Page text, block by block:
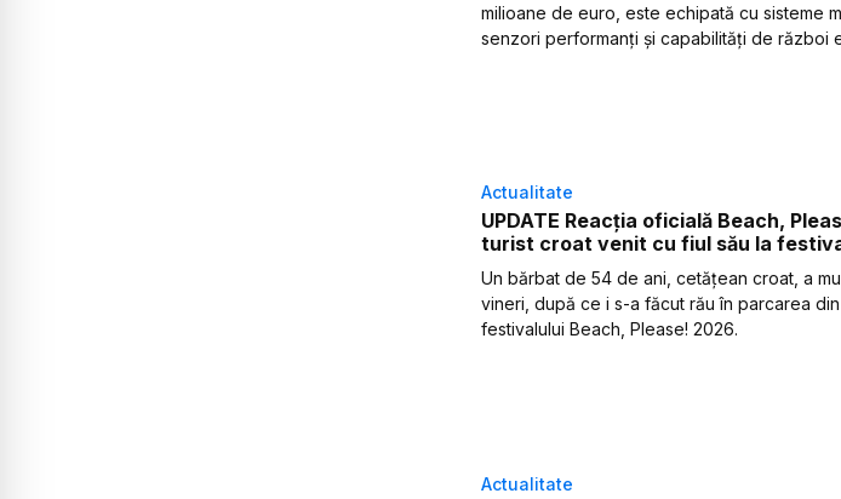
milioane de euro, este echipată cu sisteme
senzori performanți și capabilități de război
Actualitate
UPDATE Reacția oficială Beach,
turist croat venit cu fiul său la
Un bărbat de 54 de ani, cetățean croat, a
vineri, după ce i s-a făcut rău în parcarea
festivalului Beach, Please! 2026.
Actualitate